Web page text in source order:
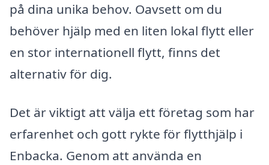
på dina unika behov. Oavsett om du
behöver hjälp med en liten lokal flytt eller
en stor internationell flytt, finns det
alternativ för dig.
Det är viktigt att välja ett företag som har
erfarenhet och gott rykte för flytthjälp i
Enbacka. Genom att använda en